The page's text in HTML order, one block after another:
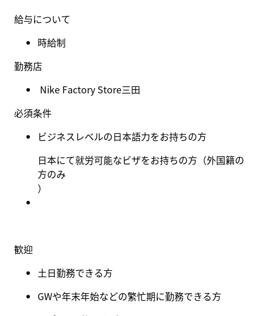
給与について
時給制
勤務店
Nike Factory Store三田
必須条件
ビジネスレベルの日本語力をお持ちの方
日本にて就労可能なビザをお持ちの方（外国籍の
方のみ
）
歓迎
土日勤務できる方
GWや年末年始などの繁忙期に勤務できる方